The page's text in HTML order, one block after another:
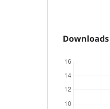
Downloads